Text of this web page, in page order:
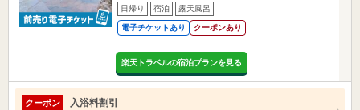
日帰り 宿泊 露天風呂
電子チケットあり クーポンあり
楽天トラベルの宿泊プランを見る
クーポン 入浴料割引